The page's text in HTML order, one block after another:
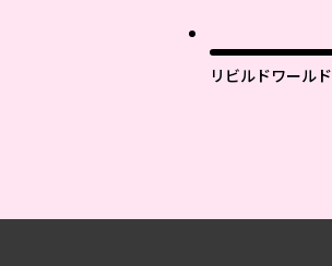
リビルドワールド